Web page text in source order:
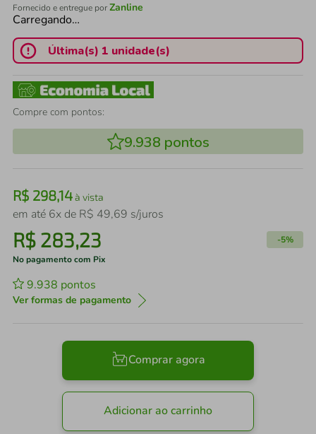
Fornecido e entregue porZanline
Carregando…
Última(s) 1 unidade(s)
Compre com pontos:
9.938 pontos
R$ 298,14à vista
em até 6x de R$ 49,69 s/juros
R$ 283,23 -5%
No pagamento com Pix
9.938 pontos
Ver formas de pagamento
Comprar agora
Adicionar ao carrinho